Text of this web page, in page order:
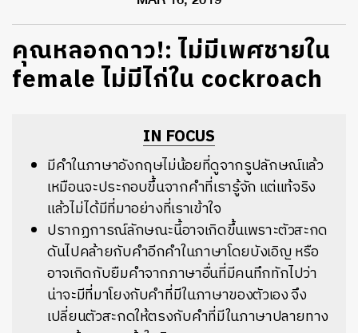
MAR 16, 2019
คุณหลอกดาว!: ไม่มีเพศชายใน
female ไม่มีไก่ใน cockroach
IN FOCUS
มีคำในภาษาอังกฤษไม่น้อยที่ดูจากรูปลักษณ์แล้ว
เหมือนจะประกอบขึ้นจากคำที่เรารู้จัก แต่แท้จริง
แล้วไม่ได้มีที่มาอย่างที่เราเข้าใจ
ปรากฏการณ์ลักษณะนี้อาจเกิดขึ้นเพราะตัวสะกด
ดันไปคล้ายกับคำอีกคำในภาษาโดยบังเอิญ หรือ
อาจเกิดกับยืมคำจากภาษาอื่นที่มีคนทึกทักไปว่า
น่าจะมีที่มาโยงกับคำที่มีในภาษาของตัวเอง จึง
เปลี่ยนตัวสะกดให้ตรงกับคำที่มีในภาษาปลายทาง